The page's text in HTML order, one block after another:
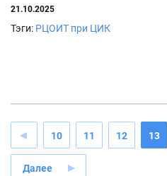
21.10.2025
Тэги: РЦОИТ при ЦИК
10 11 12 13
Далее